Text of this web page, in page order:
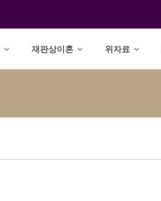
재판상이혼 위자료